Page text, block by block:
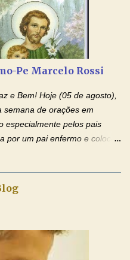
o mundo, com suas
nos em suas
lutas. É claro que há
confirmam uma regra porque
filhos não estão no seu
hoje apresenta anomalias
torturam seus filhos, que os
a mãe na presença dos
Pe Marcelo Rossi
e Bem! Hoje (05 de agosto),
semana de orações em
especialmente pelos pais
por um pai enfermo e colocou
Devoção e Fé Mensagem
serão focadas nos pais
OS PAIS ENFERMOS!